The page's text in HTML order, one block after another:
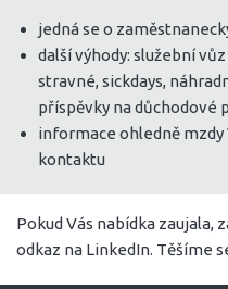
jedná se o
další výhody: služební
stravné, sickdays,
příspěvky na důchodové
informace ohledně
kontaktu
Pokud Vás nabídka zaujala,
odkaz na LinkedIn. Těšíme